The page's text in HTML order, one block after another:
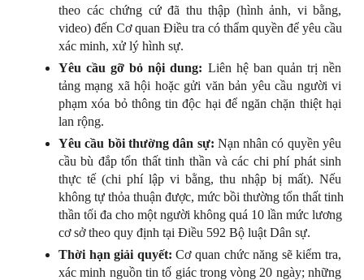
theo các chứng cứ đã thu thập (hình ảnh, vi bằng,
video) đến Cơ quan Điều tra có thẩm quyền để yêu cầu
xác minh, xử lý hình sự.
Yêu cầu gỡ bỏ nội dung: Liên hệ ban quản trị nền
tảng mạng xã hội hoặc gửi văn bản yêu cầu người vi
phạm xóa bỏ thông tin độc hại để ngăn chặn thiệt hại
lan rộng.
Yêu cầu bồi thường dân sự: Nạn nhân có quyền yêu
cầu bù đắp tổn thất tinh thần và các chi phí phát sinh
thực tế (chi phí lập vi bằng, thu nhập bị mất). Nếu
không tự thỏa thuận được, mức bồi thường tổn thất tinh
thần tối đa cho một người không quá 10 lần mức lương
cơ sở theo quy định tại Điều 592 Bộ luật Dân sự.
Thời hạn giải quyết: Cơ quan chức năng sẽ kiểm tra,
xác minh nguồn tin tố giác trong vòng 20 ngày; những